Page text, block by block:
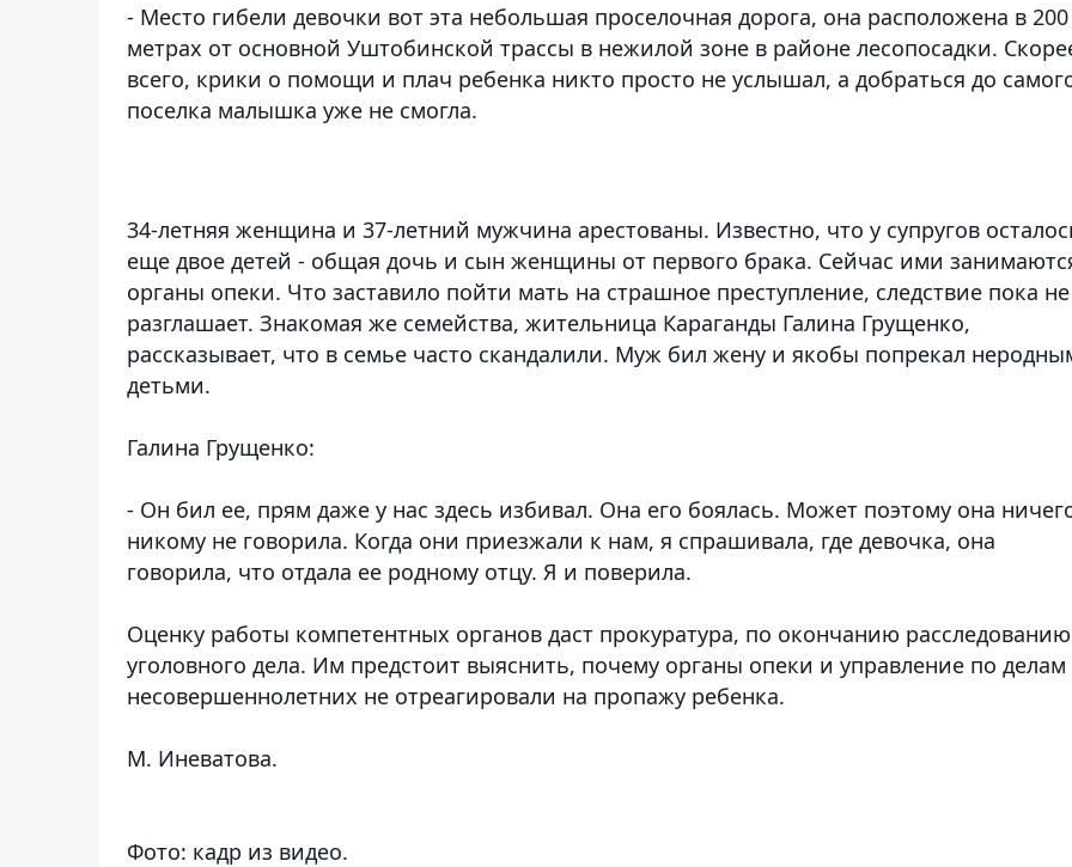
- Место гибели девочки вот эта небольшая проселочная дорога, она расположена в 200
метрах от основной Уштобинской трассы в нежилой зоне в районе лесопосадки.
всего, крики о помощи и плач ребенка никто просто не услышал, а добраться до
поселка малышка уже не смогла.
34-летняя женщина и 37-летний мужчина арестованы. Известно, что у супругов
еще двое детей - общая дочь и сын женщины от первого брака. Сейчас ими
органы опеки. Что заставило пойти мать на страшное преступление, следствие пока не
разглашает. Знакомая же семейства, жительница Караганды Галина Грущенко,
рассказывает, что в семье часто скандалили. Муж бил жену и якобы попрекал
детьми.
Галина Грущенко:
- Он бил ее, прям даже у нас здесь избивал. Она его боялась. Может поэтому она
никому не говорила. Когда они приезжали к нам, я спрашивала, где девочка, она
говорила, что отдала ее родному отцу. Я и поверила.
Оценку работы компетентных органов даст прокуратура, по окончанию расследованию
уголовного дела. Им предстоит выяснить, почему органы опеки и управление по делам
несовершеннолетних не отреагировали на пропажу ребенка.
М. Иневатова.
Фото: кадр из видео.